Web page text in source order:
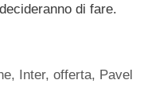
di fare.
, Inter,offerta, Pavel